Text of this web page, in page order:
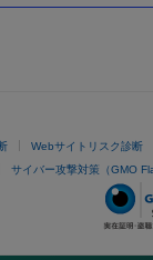
Webサイトリスク診断
サイバー攻撃対策（GMO